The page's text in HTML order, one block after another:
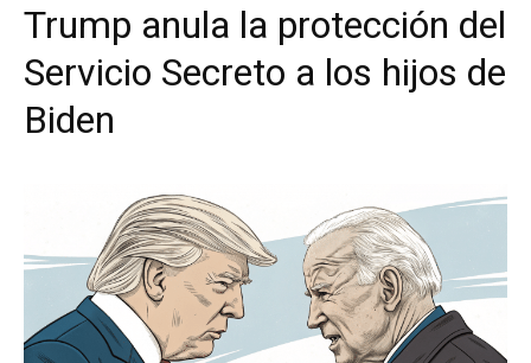
Trump anula la protección del
Servicio Secreto a los hijos de
Biden